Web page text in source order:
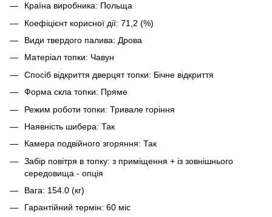
Країна виробника: Польща
Коефіцієнт корисної дії: 71,2 (%)
Види твердого палива: Дрова
Матеріал топки: Чавун
Спосіб відкриття дверцят топки: Бічне відкриття
Форма скла топки: Пряме
Режим роботи топки: Тривале горіння
Наявність шибера: Так
Камера подвійного згоряння: Так
Забір повітря в топку: з приміщення + із зовнішнього
середовища - опція
Вага: 154.0 (кг)
Гарантійний термін: 60 міс